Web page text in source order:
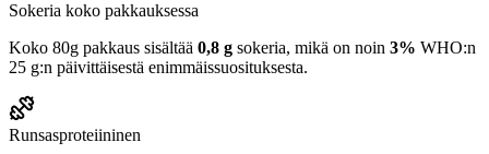
Sokeria koko pakkauksessa
Koko 80g pakkaus sisältää 0,8 g sokeria, mikä on noin 3% WHO:n
25 g:n päivittäisestä enimmäissuosituksesta.
Runsasproteiininen